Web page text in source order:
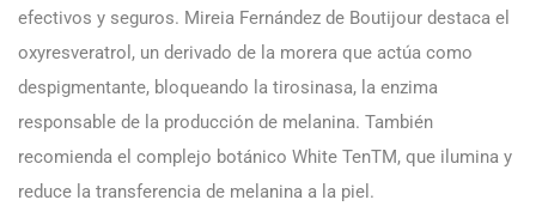
efectivos y seguros. Mireia Fernández de Boutijour destaca el
oxyresveratrol, un derivado de la morera que actúa como
despigmentante, bloqueando la tirosinasa, la enzima
responsable de la producción de melanina. También
recomienda el complejo botánico White TenTM, que ilumina y
reduce la transferencia de melanina a la piel.